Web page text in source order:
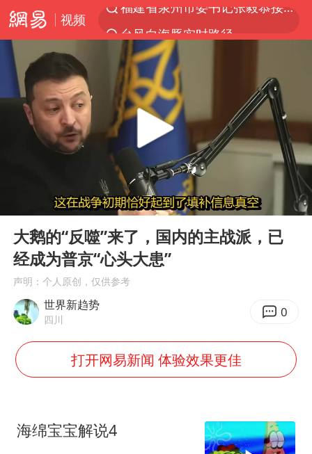
视频
台风白海豚实时路径
沙特土耳其巴基斯坦签署共同防务协议
中医教你一招提升气血
全球首个长时储能一体化产业园量产
四川宜宾市高县4.9级地震致1人死亡
胜宏科技：股票交易异常波动
美股存储板块集体大跌
38岁演员求职万岁山NPC成功
老中医：立秋后养心是关键
我国外贸延续良好增长态势
东航：国内客票提前14天免费退改
Play
00:00 04:36
大鹅的“反噬”来了，国内的主战派，已
经成为普京“心头大患”
声明：个人原创，仅供参考
世界新趋势
四川 0
打开网易新闻 体验效果更佳
海绵宝宝解说4